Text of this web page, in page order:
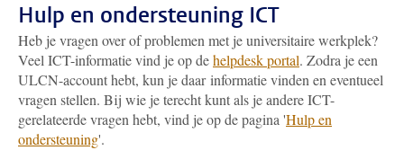
Hulp en ondersteuning ICT
Heb je vragen over of problemen met je universitaire werkplek?
Veel ICT-informatie vind je op dehelpdesk portal. Zodra je een
ULCN-account hebt, kun je daar informatie vinden en eventueel
vragen stellen. Bij wie je terecht kunt als je andere ICT-
gerelateerde vragen hebt, vind je op de pagina 'Hulp en
ondersteuning'.